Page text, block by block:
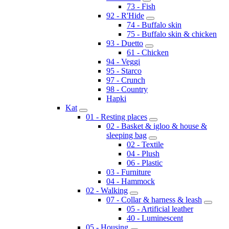
73 - Fish
92 - R'Hide
74 - Buffalo skin
75 - Buffalo skin & chicken
93 - Duetto
61 - Chicken
94 - Veggi
95 - Starco
97 - Crunch
98 - Country
Hapki
Kat
01 - Resting places
02 - Basket & igloo & house &
sleeping bag
02 - Textile
04 - Plush
06 - Plastic
03 - Furniture
04 - Hammock
02 - Walking
07 - Collar & harness & leash
05 - Artificial leather
40 - Luminescent
05 - Housing